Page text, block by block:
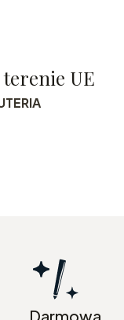
UE
Darmowa